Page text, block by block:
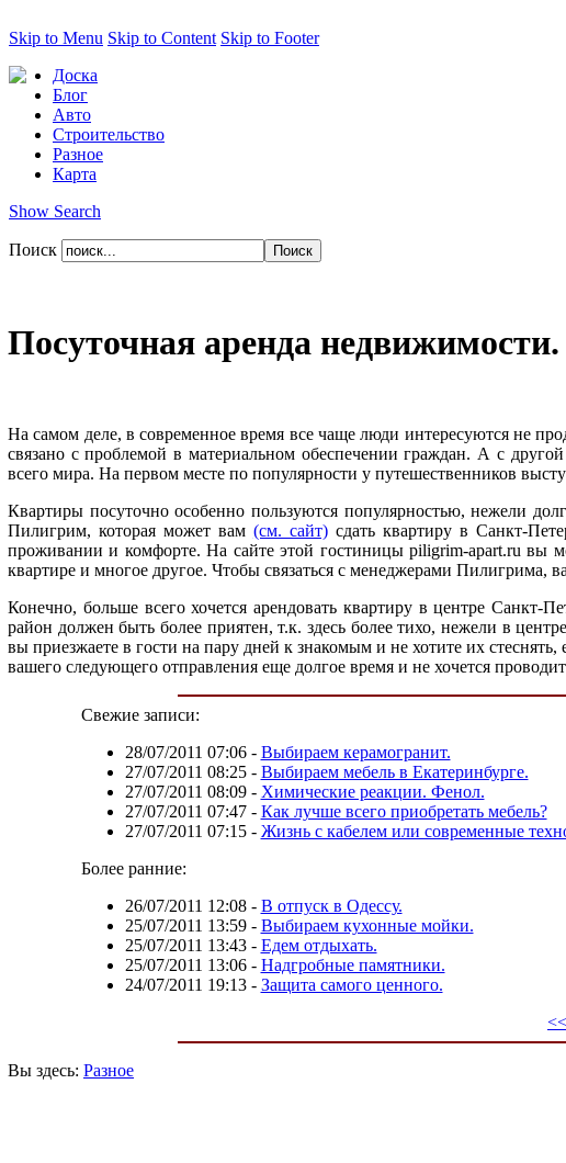
Skip to Menu Skip to Content Skip to Footer
Доска
Блог
Авто
Строительство
Разное
Карта
Show Search
Поиск
Посуточная аренда недвижимости.
На самом деле, в современное время все чаще люди интересуются не
связано с проблемой в материальном обеспечении граждан. А с
всего мира. На первом месте по популярности у путешественников
Квартиры посуточно особенно пользуются популярностью, нежели
Пилигрим, которая может вам (см. сайт)сдать квартиру в Санкт-
проживании и комфорте. На сайте этой гостиницы piligrim-apart.ru вы
квартире и многое другое. Чтобы связаться с менеджерами Пилигрима,
Конечно, больше всего хочется арендовать квартиру в центре
район должен быть более приятен, т.к. здесь более тихо, нежели в
вы приезжаете в гости на пару дней к знакомым и не хотите их
вашего следующего отправления еще долгое время и не хочется
Свежие записи:
28/07/2011 07:06- Выбираем керамогранит.
27/07/2011 08:25- Выбираем мебель в Екатеринбурге.
27/07/2011 08:09- Химические реакции. Фенол.
27/07/2011 07:47- Как лучше всего приобретать мебель?
27/07/2011 07:15- Жизнь с кабелем или современные
Более ранние:
26/07/2011 12:08- В отпуск в Одессу.
25/07/2011 13:59- Выбираем кухонные мойки.
25/07/2011 13:43- Едем отдыхать.
25/07/2011 13:06- Надгробные памятники.
24/07/2011 19:13- Защита самого ценного.
Вы здесь: Разное